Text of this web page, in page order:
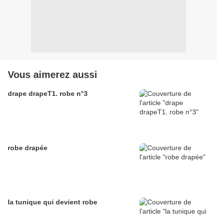
Vous aimerez aussi
drape drapeT1. robe n°3
robe drapée
la tunique qui devient robe